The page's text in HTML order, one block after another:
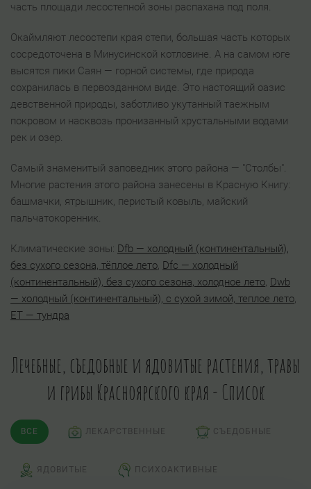
часть площади лесостепной зоны распахана под поля.
Окаймляют лесостепи края степи, большая часть которых
сосредоточена в Минусинской котловине. А на самом юге
высятся пики Саян — горной системы, где природа
сохранилась в первозданном виде. Это настоящий оазис
девственной природы, заботливо укутанный таежным
покровом и насквозь пронизанный хрустальными водами
рек и озер.
Самый знаменитый заповедник этого района — "Столбы".
Многие растения этого района занесены в Красную Книгу:
башмачки, ятрышник, перистый ковыль, майский
пальчатокоренник.
Климатические зоны: Dfb — холодный (континентальный),
без сухого сезона, тёплое лето, Dfс — холодный
(континентальный), без сухого сезона, холодное лето, Dwb
— холодный (континентальный), с сухой зимой, теплое лето,
ET — тундра
Лечебные, съедобные и ядовитые растения, травы
и грибы Красноярского края - Список
ВСЕ ЛЕКАРСТВЕННЫЕ СЪЕДОБНЫЕ
ЯДОВИТЫЕ ПСИХОАКТИВНЫЕ